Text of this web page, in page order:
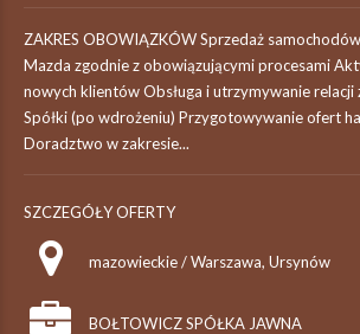
ZAKRES OBOWIĄZKÓW Sprzedaż
Mazda zgodnie z obowiązującymi procesami
nowych klientów Obsługa i utrzymywanie
Spółki (po wdrożeniu) Przygotowywanie ofert
Doradztwo w zakresie...
SZCZEGÓŁY OFERTY
mazowieckie / Warszawa, Ursynów
BOŁTOWICZ SPÓŁKA JAWNA